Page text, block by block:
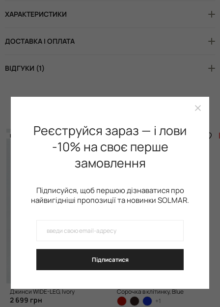
ХАРАКТЕРИСТИКИ
ДОСТАВКА І ОПЛАТА
ВІДГУКИ (1)
НОВИНКА
Джинси WIDE-LEG, Ivory
2 699 грн
НОВИНКА
Сорочка в клітинку, Blue
+1
Реєструйся зараз — і лови
-10% на своє перше
замовлення
Підписуйся, щоб першою дізнаватися про
найвигідніші пропозиції та новинки SOLMAR.
Підписатися